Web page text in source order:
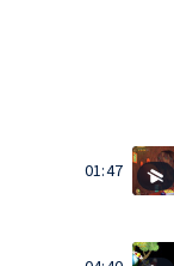
01:47